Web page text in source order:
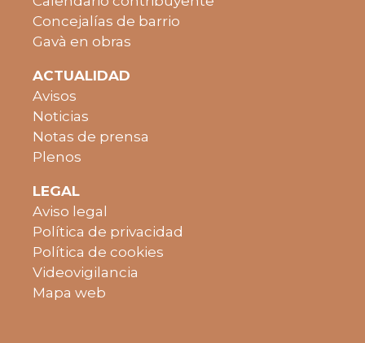
Concejalías de barrio
Gavà en obras
ACTUALIDAD
Avisos
Noticias
Notas de prensa
Plenos
LEGAL
Aviso legal
Política de privacidad
Política de cookies
Videovigilancia
Mapa web